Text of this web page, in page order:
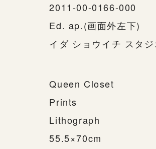
2011-00-0166-000
Ed. ap.(画面外左下)
イダ ショウイチ スタ
Queen Closet
Prints
Lithograph
55.5×70cm